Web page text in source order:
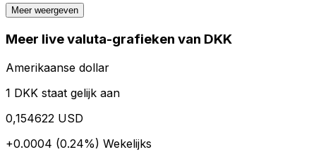
Meer weergeven
Meer live valuta-grafieken van DKK
Amerikaanse dollar
1 DKK staat gelijk aan
0,154622 USD
+0.0004 (0.24%) Wekelijks